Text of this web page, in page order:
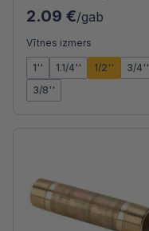
2.09 €/gab
Vītnes izmers
1'' 1.1/4'' 1/2''
3/4''
3/8''